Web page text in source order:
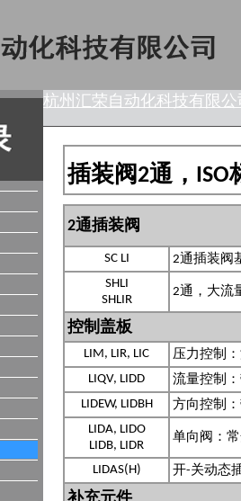
杭州汇荣自动化科技有限
插装阀2通，ISO